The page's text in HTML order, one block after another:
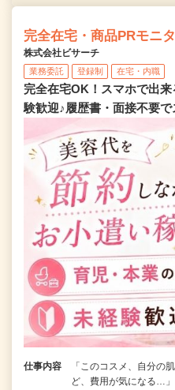
完全在宅・商品PRモニ
株式会社ビサーチ
業務委託 登録制 在宅・内職
完全在宅OK！スマホで出
験歓迎♪履歴書・面接不要で
仕事内容
「このコスメ、自分の
ど、費用が気になる…